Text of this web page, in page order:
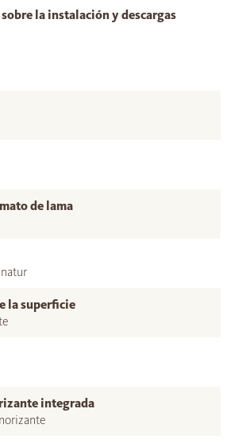
la instalación y descargas
de lama
la superficie
integrada